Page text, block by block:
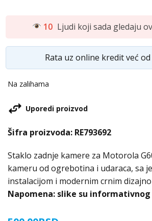
10 Ljudi koji sada gledaju
Rata uz online kredit već od
Na zalihama
Staklo zadnje kamere za Motorola
kameru od ogrebotina i udaraca, sa
instalacijom i modernim crnim
Napomena: slike su
Uporedi proizvod
Šifra proizvoda: RE793692